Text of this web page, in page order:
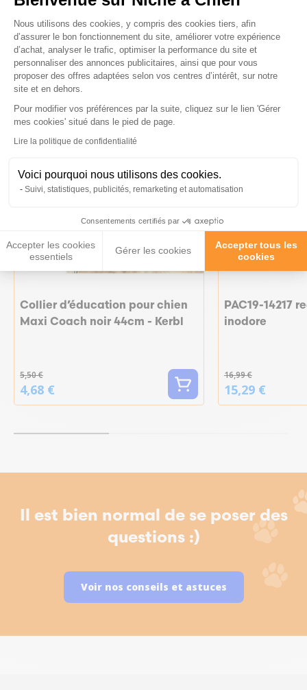
Plateforme de Gestion du
Nous utilisons des cookies, y compris des cookies tiers, afin
d’assurer le bon fonctionnement du site, améliorer votre expérience
d’achat, analyser le trafic, optimiser la performance du site et
personnaliser des annonces publicitaires, ainsi que pour vous
proposer des offres adaptées selon vos centres d’intérêt, sur notre
site et en dehors.
Pour modifier vos préférences par la suite, cliquez sur le lien 'Gérer
mes cookies' situé dans le pied de page.
Lire la politique de confidentialité
Voici pourquoi nous utilisons des cookies.
Suivi, statistiques, publicités, remarketing et automatisation
Consentements certifiés par
Accepter les cookies
essentiels
Gérer les cookies
Accepter tous les
cookies
Axeptio consent
Ces produits peuvent vous
intéresser
-15%
Collier d’éducation pour chien
Maxi Coach noir 44cm - Kerbl
5,50 €
4,68 €
-10%
PAC19-14217
inodore
16,99 €
15,29 €
Il est bien normal de se poser des
questions :)
Voir nos conseils et astuces